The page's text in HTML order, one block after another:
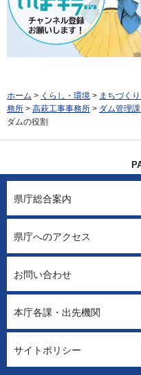
ホーム > くらし・環境 > まちづく
務所 > 高萩工事事務所 > ダム管理
ダムの役割
県庁総合案内
県庁へのアクセス
お問い合わせ
本庁各課・出先機関
サイトポリシー